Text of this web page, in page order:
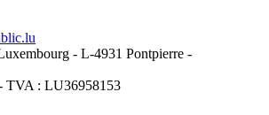
- L-4931 Pontpierre -
TVA : LU36958153